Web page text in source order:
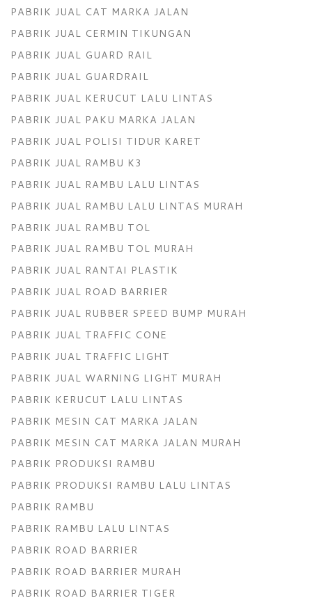
PABRIK JUAL CAT MARKA JALAN
PABRIK JUAL CERMIN TIKUNGAN
PABRIK JUAL GUARD RAIL
PABRIK JUAL GUARDRAIL
PABRIK JUAL KERUCUT LALU LINTAS
PABRIK JUAL PAKU MARKA JALAN
PABRIK JUAL POLISI TIDUR KARET
PABRIK JUAL RAMBU K3
PABRIK JUAL RAMBU LALU LINTAS
PABRIK JUAL RAMBU LALU LINTAS MURAH
PABRIK JUAL RAMBU TOL
PABRIK JUAL RAMBU TOL MURAH
PABRIK JUAL RANTAI PLASTIK
PABRIK JUAL ROAD BARRIER
PABRIK JUAL RUBBER SPEED BUMP MURAH
PABRIK JUAL TRAFFIC CONE
PABRIK JUAL TRAFFIC LIGHT
PABRIK JUAL WARNING LIGHT MURAH
PABRIK KERUCUT LALU LINTAS
PABRIK MESIN CAT MARKA JALAN
PABRIK MESIN CAT MARKA JALAN MURAH
PABRIK PRODUKSI RAMBU
PABRIK PRODUKSI RAMBU LALU LINTAS
PABRIK RAMBU
PABRIK RAMBU LALU LINTAS
PABRIK ROAD BARRIER
PABRIK ROAD BARRIER MURAH
PABRIK ROAD BARRIER TIGER